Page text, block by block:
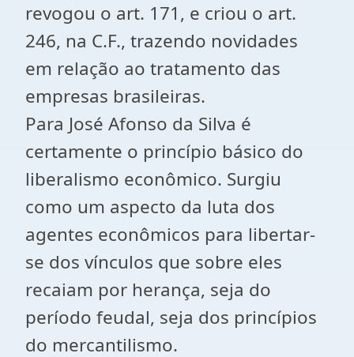
revogou o art. 171, e criou o art.
246, na C.F., trazendo novidades
em relação ao tratamento das
empresas brasileiras.
Para José Afonso da Silva é
certamente o princípio básico do
liberalismo econômico. Surgiu
como um aspecto da luta dos
agentes econômicos para libertar-
se dos vínculos que sobre eles
recaiam por herança, seja do
período feudal, seja dos princípios
do mercantilismo.